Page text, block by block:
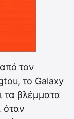
τον
το Galaxy
τα βλέμματα
όταν